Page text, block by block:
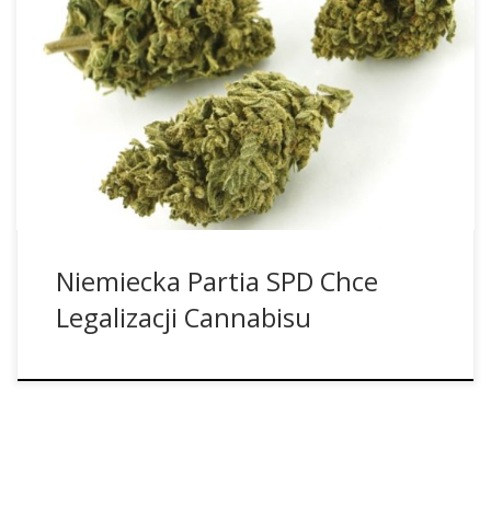
Partia SPD w Północnej Fryzji chce porozumienia w sprawie
legalizacji marihuany na poziomie federalnym. Wniosek
poparło osiemdziesiąt procent obecnych. Teraz stanowy
komitet wykonawczy chce, aby temat legalizacji marihuany
znalazł się w programie wyborczym na najbliższe wybory.
Presja ma być wywierana na partię federalną. Zastępca
przewodniczącego powiatu Truels Reichardt wydał
następujące […]
Niemiecka Partia SPD Chce
Legalizacji Cannabisu